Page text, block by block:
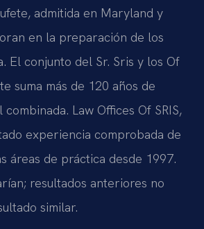
admitida en Maryland y
en la preparación de los
El conjunto del Sr. Sris y los Of
suma más de 120 años de
Law Offices Of SRIS,
experiencia comprobada de
áreas de práctica desde 1997.
resultados anteriores no
similar.